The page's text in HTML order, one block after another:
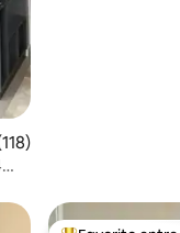
promedio: 4.99 de